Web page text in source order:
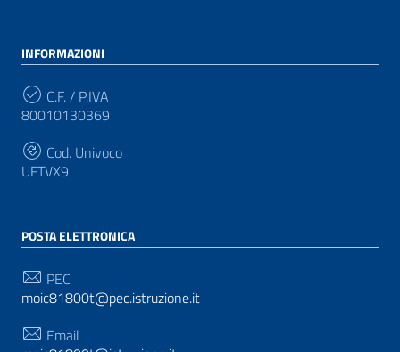
INFORMAZIONI
C.F. / P.IVA
80010130369
Cod. Univoco
UFTVX9
POSTA ELETTRONICA
PEC
moic81800t@pec.istruzione.it
Email